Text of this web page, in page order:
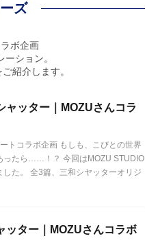
ズ
ボ企画
ション。
紹介します。
ャッター｜MOZUさんコラ
トコラボ企画 もしも、こびとの世界
ったら……！？ 今回はMOZU STUDIO
た。 全3篇、三和シヤッターオリジ
ッター｜MOZUさんコラボ